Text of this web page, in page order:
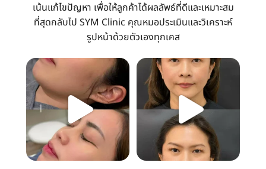
เน้นแก้ไขปัญหา เพื่อให้ลูกค้าได้ผลลัพธ์ที่ดีและเหมาะสม
ที่สุดกลับไป SYM Clinic คุณหมอประเมินและวิเคราะห์
รูปหน้าด้วยตัวเองทุกเคส
ผิวสวย ไม่ใช่แค่ยกกระชับ…แต่
ต้องฟื้นฟูจากภายใน...
1 0
หน้าเด็กขึ้น…ไม่จำเป็นต้องใช้ไหม
เยอะ
ด้วย...
1 0